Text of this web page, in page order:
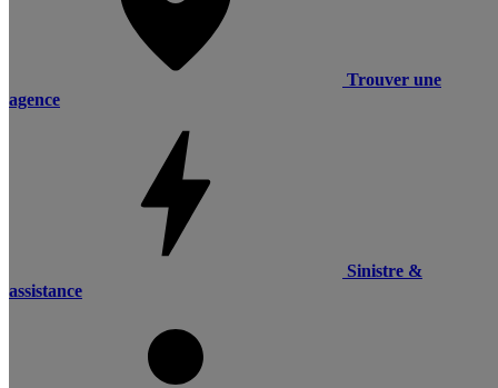
Trouver une
agence
Sinistre &
assistance